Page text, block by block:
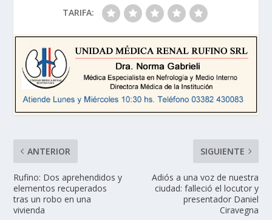
TARIFA:
ANTERIOR
Rufino: Dos aprehendidos y
elementos recuperados
tras un robo en una
vivienda
SIGUIENTE
Adiós a una voz de nuestra
ciudad: falleció el locutor y
presentador Daniel
Ciravegna